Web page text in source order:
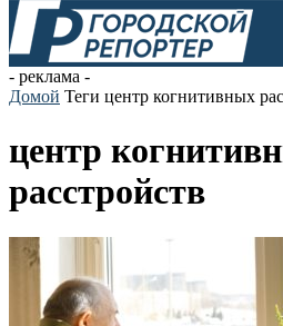
- реклама -
Домой Теги центр когнитивных
центр
расстройств